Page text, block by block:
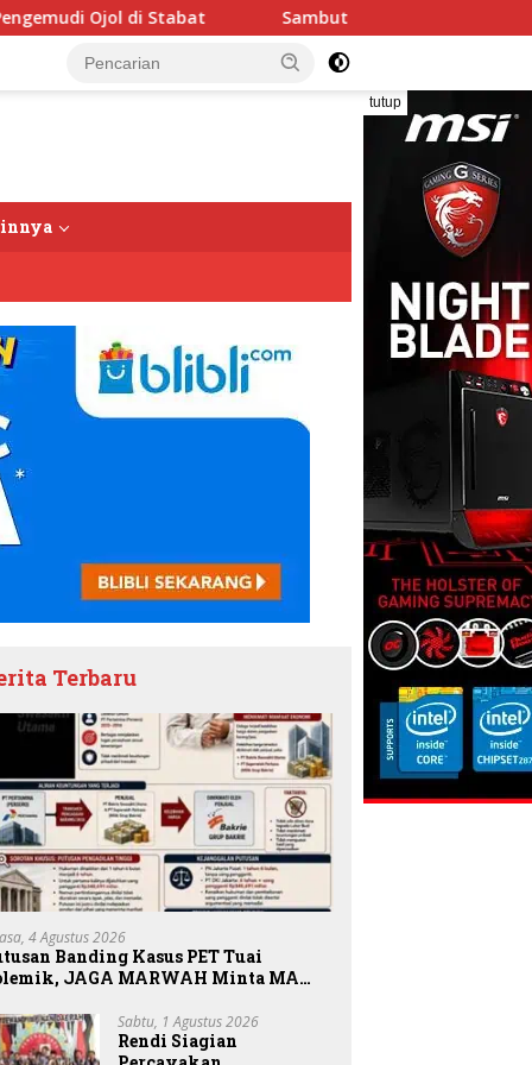
Sambut HUT RI Ke-81, Ricky Anthony Buka
tutup
Terbaru
4 Agustus 2026
Banding Kasus PET Tuai
JAGA MARWAH Minta MA
Sabtu, 1 Agustus 2026
Rendi Siagian